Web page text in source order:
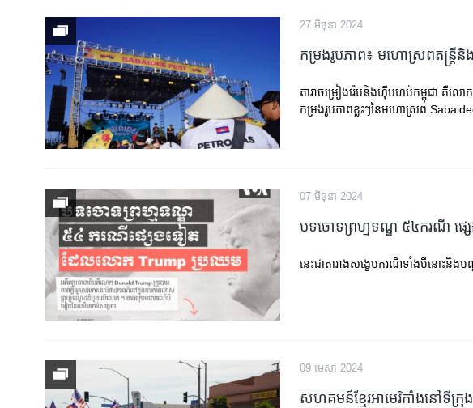
27 មិថុនា 2024
កម្រងរូបភាព៖ មហោស្រព​តន្រ្តី​
តារា​ចម្រៀងរ៉េប​និងហ៊ីបហប់កម្ពុជា​ គឺ​លោ
កម្រងរូបភាព​ខ្លះៗ​នៃ​មហោស្រព
07 មិថុនា 2024
បទចោទព្រហ្មទណ្ឌ ​៥៤​ករណី ផ្
នេះ​ជាតារាង​សង្ខេបករណី​ទាំង​បី​នោះ​និង​ប
09 មេសា 2024
សហគមន៍​ខ្មែរ​អាមេរិកាំង​នៅ​ទីក្